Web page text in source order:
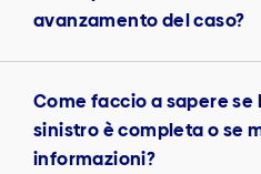
avanzamento del caso?
Come faccio a sapere
sinistro è completa o se
informazioni?